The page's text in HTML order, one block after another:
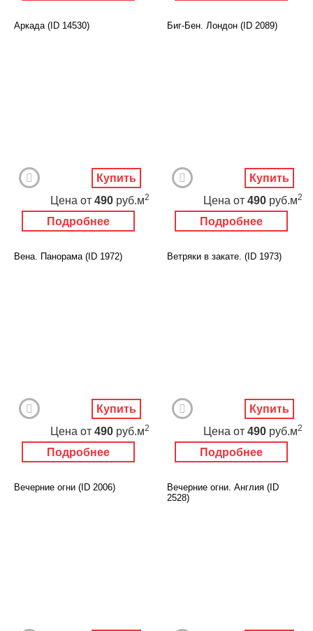
Аркада (ID 14530)
Подробнее
Цена от 490 руб.м2
Купить
Биг-Бен. Лондон (ID 2089)
Подробнее
Цена от 490 руб.м2
Купить
Вена. Панорама (ID 1972)
Подробнее
Цена от 490 руб.м2
Купить
Ветряки в закате. (ID 1973)
Подробнее
Цена от 490 руб.м2
Купить
Вечерние огни (ID 2006)
Вечерние огни. Англия (ID
2528)